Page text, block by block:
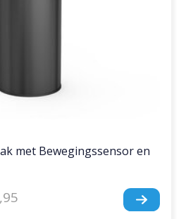
met Bewegingssensor en